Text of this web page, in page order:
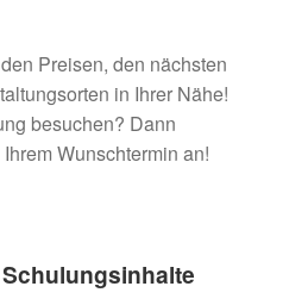
Preisen, den nächsten
in Ihrer Nähe!
besuchen? Dann
Wunschtermin an!